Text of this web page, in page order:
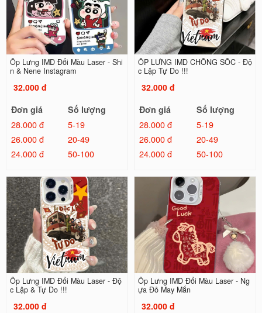
Ốp Lưng IMD Đổi Màu Laser - Shi
n & Nene Instagram
32.000 đ
Đơn giá
Số lượng
28.000 đ
5-19
26.000 đ
20-49
24.000 đ
50-100
ỐP LƯNG IMD CHỐNG SỐC - Độ
c Lập Tự Do !!!
32.000 đ
Đơn giá
Số lượng
28.000 đ
5-19
26.000 đ
20-49
24.000 đ
50-100
Ốp Lưng IMD Đổi Màu Laser - Độ
c Lập & Tự Do !!!
32.000 đ
Ốp Lưng IMD Đổi Màu Laser - Ng
ựa Đỏ May Mắn
32.000 đ